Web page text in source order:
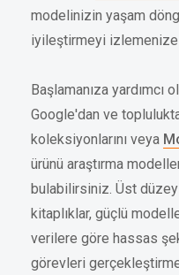
modelinizin yaşam
iyileştirmeyi izlemenize
Başlamanıza yardımcı
Google'dan ve
koleksiyonlarını veya
ürünü araştırma
bulabilirsiniz. Üst
kitaplıklar, güçlü
verilere göre hassas
görevleri